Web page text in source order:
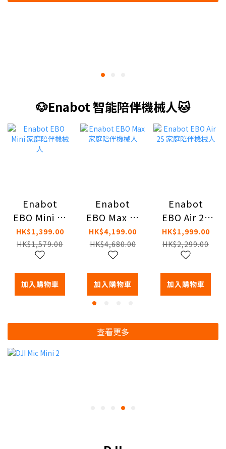
🐶Enabot 智能陪伴機械人🐱
Enabot
EBO Mini 家
庭陪伴機械
人
HK$1,399.00
HK$1,579.00
加入購物車
Enabot
EBO Max 家
庭陪伴機械
人
HK$4,199.00
HK$4,680.00
加入購物車
Enabot
EBO Air 2S
家庭陪伴機
械人
HK$1,999.00
HK$2,299.00
加入購物車
查看更多